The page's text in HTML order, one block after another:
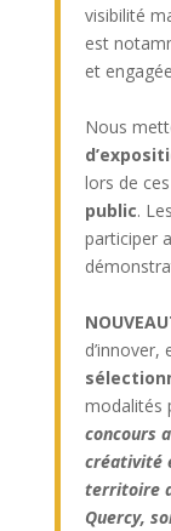
visibilité
est
et
Nous
lors de
public.
participer
modalités
concours
créativité
territoire
Quercy,